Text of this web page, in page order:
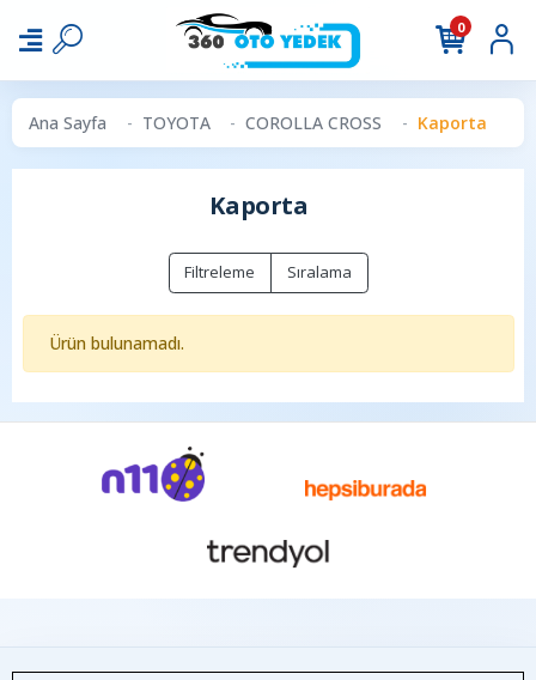
0
Ana Sayfa TOYOTA COROLLA CROSS Kaporta
Kaporta
Filtreleme Sıralama
Ürün bulunamadı.